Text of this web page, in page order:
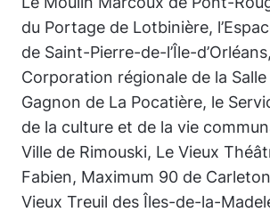
du Portage de Lotbinière,
de Saint-Pierre-de-l’Île-
Corporation régionale de la
Gagnon de La Pocatière, le
de la culture et de la vie
Ville de Rimouski, Le Vieux
Fabien, Maximum 90 de
Vieux Treuil des Îles-de-la-